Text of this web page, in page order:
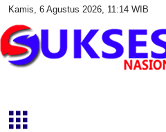
Kamis, 6 Agustus 2026, 11:14 WIB